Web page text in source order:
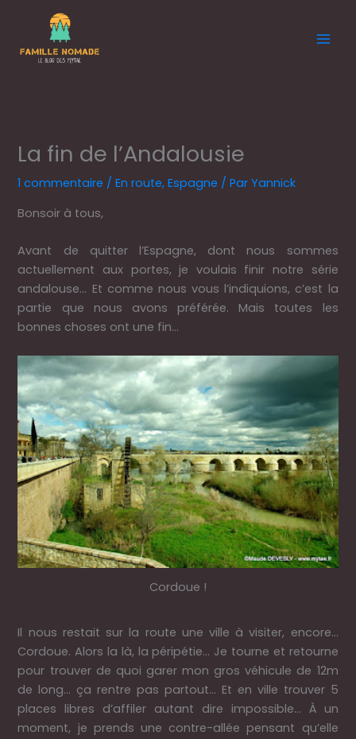
contenu
La fin de l’Andalousie
1 commentaire /En route,Espagne / ParYannick
Bonsoir à tous,
Avant de quitter l’Espagne, dont nous sommes
actuellement aux portes, je voulais finir notre série
andalouse… Et comme nous vous l’indiquions, c’est la
partie que nous avons préférée. Mais toutes les
bonnes choses ont une fin…
Cordoue !
Il nous restait sur la route une ville à visiter, encore…
Cordoue. Alors la là, la péripétie… Je tourne et retourne
pour trouver de quoi garer mon gros véhicule de 12m
de long… ça rentre pas partout… Et en ville trouver 5
places libres d’affiler autant dire impossible… À un
moment, je prends une contre-allée pensant qu’elle